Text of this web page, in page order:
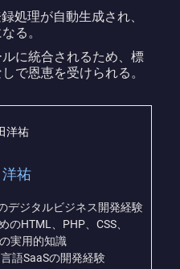
処理が自動生成され、
る。
に統合されるため、標
で恩恵を受けられる。
祐
デジタルビジネス開発経験
のHTML、PHP、CSS、
実用的知識
語SaaSの開発経験